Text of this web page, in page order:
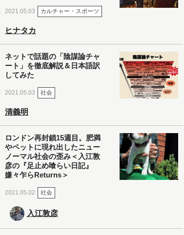
2021.05.03 カルチャー・スポーツ
ヒナタカ
ネットで話題の「陰謀論チャ
ート」を徹底解説＆日本語訳
してみた
2021.05.03 社会
清義明
ロンドン再封鎖15週目。肥満
やペットに現れ出したニュー
ノーマル社会の歪み＜入江敦
彦の『足止め喰らい日記』
嫌々乍らReturns＞
2021.05.02 社会
入江敦彦